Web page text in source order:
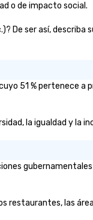
o de impacto social.
De ser así, describa
51 % pertenece a
la igualdad y la
restaurantes, las